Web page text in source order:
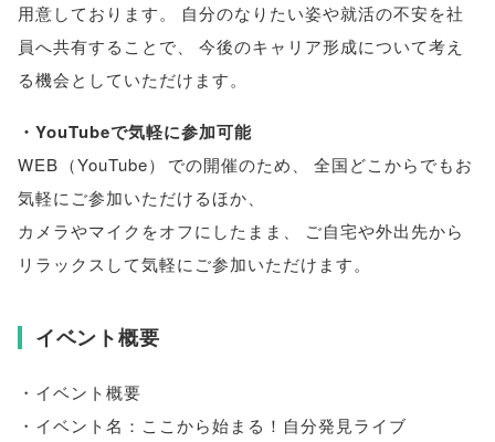
用意しております。
自分のなりたい姿や就活の不安を社
員へ共有することで、
今後のキャリア形成について考え
る機会としていただけます。
・YouTubeで気軽に参加可能
WEB （YouTube） での開催のため、
全国どこからでもお
気軽にご参加いただけるほか、
カメラやマイクをオフにしたまま 、
ご自宅や外出先から
リラックスして気軽にご参加いただけます。
イベント概要
・イベント概要
・イベント名：ここから始まる！自分発見ライブ